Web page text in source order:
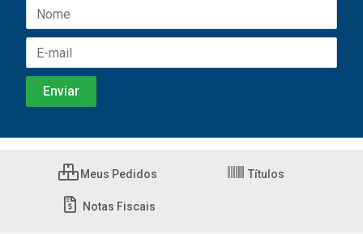
Meus Pedidos Títulos
Notas Fiscais